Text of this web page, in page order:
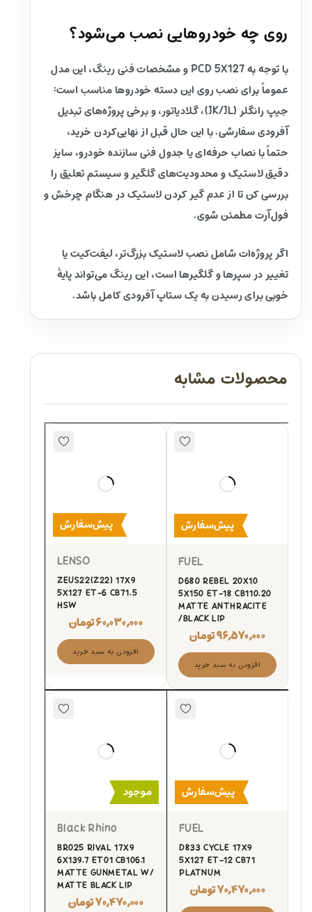
روی چه خودروهایی نصب می‌شود؟
با توجه به PCD 5X127 و مشخصات فنی رینگ، این مدل
عموماً برای نصب روی این دسته خودروها مناسب است:
جیپ رانگلر (JK/JL)، گلادیاتور، و برخی پروژه‌های تبدیل
آفرودی سفارشی. با این حال قبل از نهایی‌کردن خرید،
حتماً با نصاب حرفه‌ای یا جدول فنی سازنده خودرو، سایز
دقیق لاستیک و محدودیت‌های گلگیر و سیستم تعلیق را
بررسی کن تا از عدم گیر کردن لاستیک در هنگام چرخش و
فول‌آرت مطمئن شوی.
اگر پروژه‌ات شامل نصب لاستیک بزرگ‌تر، لیفت‌کیت یا
تغییر در سپرها و گلگیرها است، این رینگ می‌تواند پایهٔ
خوبی برای رسیدن به یک ستاپ آفرودی کامل باشد.
محصولات مشابه
پیش‌سفارش
FUEL
D680 REBEL 20X10
5X150 ET-18 CB110.20
MATTE ANTHRACITE
/BLACK LIP
۹۶,۵۷۰,۰۰۰تومان
افزودن به سبد خرید
پیش‌سفارش
LENSO
ZEUS22(Z22) 17X9
5X127 ET-6 CB71.5
HSW
۶۰,۰۳۰,۰۰۰تومان
افزودن به سبد خرید
پیش‌سفارش
FUEL
D833 CYCLE 17X9
5X127 ET-12 CB71
PLATNUM
۷۰,۴۷۰,۰۰۰تومان
موجود
Black Rhino
BR025 RIVAL 17X9
6X139.7 ET01 CB106.1
MATTE GUNMETAL W/
MATTE BLACK LIP
۷۰,۴۷۰,۰۰۰تومان